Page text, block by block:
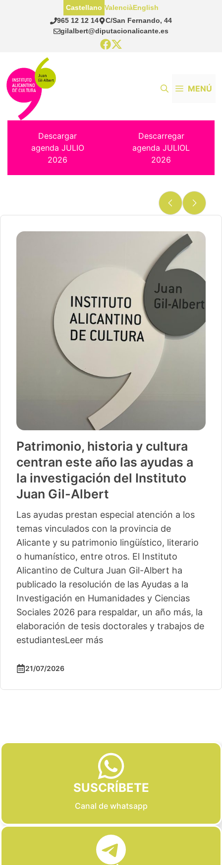
965 12 12 14
C/San Fernando, 44
gilalbert@diputacionalicante.es
Castellano ValenciàEnglish
MENÚ
Descargar
agenda JULIO
2026
Descarregar
agenda JULIOL
2026
Patrimonio, historia y cultura
centran este año las ayudas a
la investigación del Instituto
Juan Gil-Albert
Las ayudas prestan especial atención a los
temas vinculados con la provincia de
Alicante y su patrimonio lingüístico, literario
o humanístico, entre otros. El Instituto
Alicantino de Cultura Juan Gil-Albert ha
publicado la resolución de las Ayudas a la
Investigación en Humanidades y Ciencias
Sociales 2026 para respaldar, un año más, la
elaboración de tesis doctorales y trabajos de
estudiantesLeer más
21/07/2026
SUSCRÍBETE
Canal de whatsapp